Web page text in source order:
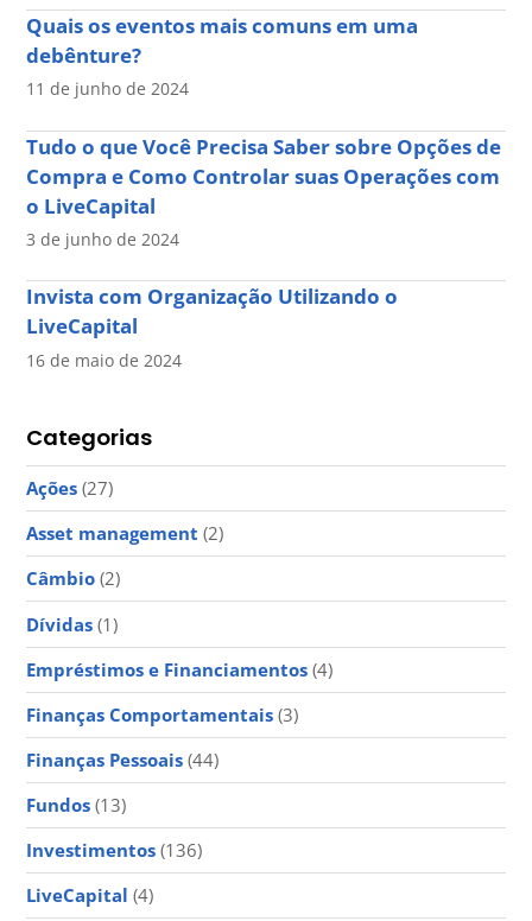
Quais os eventos mais comuns em uma
debênture?
11 de junho de 2024
Tudo o que Você Precisa Saber sobre Opções de
Compra e Como Controlar suas Operações com
o LiveCapital
3 de junho de 2024
Invista com Organização Utilizando o
LiveCapital
16 de maio de 2024
Categorias
Ações (27)
Asset management (2)
Câmbio (2)
Dívidas (1)
Empréstimos e Financiamentos (4)
Finanças Comportamentais (3)
Finanças Pessoais (44)
Fundos (13)
Investimentos (136)
LiveCapital (4)